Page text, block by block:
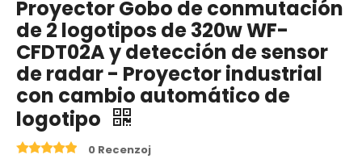
Proyector Gobo de conmutación
de 2 logotipos de 320w WF-
CFDT02A y detección de sensor
de radar - Proyector industrial
con cambio automático de
logotipo
0 Recenzoj